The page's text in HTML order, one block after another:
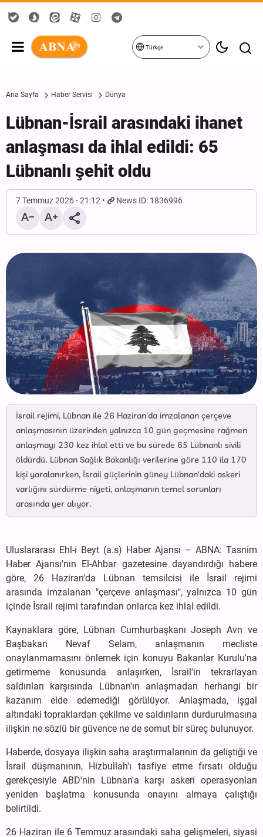
Türkçe
Ana Sayfa Haber Servisi Dünya
Lübnan-İsrail arasındaki ihanet
anlaşması da ihlal edildi: 65
Lübnanlı şehit oldu
7 Temmuz 2026 - 21:12 News ID: 1836996
İsrail rejimi, Lübnan ile 26 Haziran'da imzalanan çerçeve
anlaşmasının üzerinden yalnızca 10 gün geçmesine rağmen
anlaşmayı 230 kez ihlal etti ve bu sürede 65 Lübnanlı sivili
öldürdü. Lübnan Sağlık Bakanlığı verilerine göre 110 ila 170
kişi yaralanırken, İsrail güçlerinin güney Lübnan'daki askeri
varlığını sürdürme niyeti, anlaşmanın temel sorunları
arasında yer alıyor.
Uluslararası Ehl-i Beyt (a.s) Haber Ajansı – ABNA: Tasnim
Haber Ajansı'nın El-Ahbar gazetesine dayandırdığı habere
göre, 26 Haziran'da Lübnan temsilcisi ile İsrail rejimi
arasında imzalanan "çerçeve anlaşması", yalnızca 10 gün
içinde İsrail rejimi tarafından onlarca kez ihlal edildi.
Kaynaklara göre, Lübnan Cumhurbaşkanı Joseph Avn ve
Başbakan Nevaf Selam, anlaşmanın mecliste
onaylanmamasını önlemek için konuyu Bakanlar Kurulu'na
getirmeme konusunda anlaşırken, İsrail'in tekrarlayan
saldırıları karşısında Lübnan'ın anlaşmadan herhangi bir
kazanım elde edemediği görülüyor. Anlaşmada, işgal
altındaki topraklardan çekilme ve saldırıların durdurulmasına
ilişkin ne sözlü bir güvence ne de somut bir süreç bulunuyor.
Haberde, dosyaya ilişkin saha araştırmalarının da geliştiği ve
İsrail düşmanının, Hizbullah'ı tasfiye etme fırsatı olduğu
gerekçesiyle ABD'nin Lübnan'a karşı askeri operasyonları
yeniden başlatma konusunda onayını almaya çalıştığı
belirtildi.
26 Haziran ile 6 Temmuz arasındaki saha gelişmeleri, siyasi